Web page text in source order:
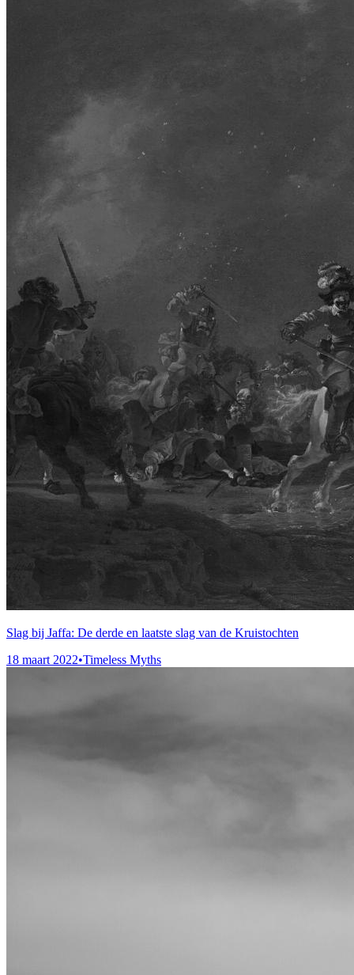
Slag bij Jaffa: De derde en laatste slag van de Kruistochten
18 maart 2022•Timeless Myths